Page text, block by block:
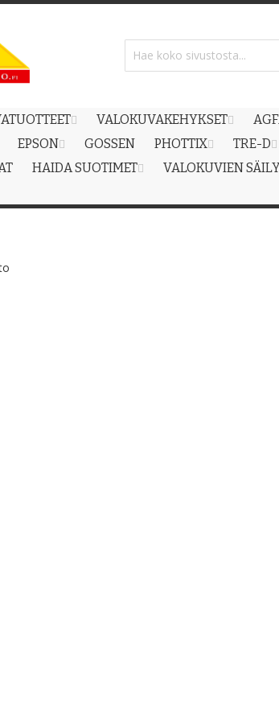
VALOKUVAKEHYKSET
EPSON GOSSEN PHOTTIX TRE-D
HAIDA SUOTIMET VALOKUVIEN